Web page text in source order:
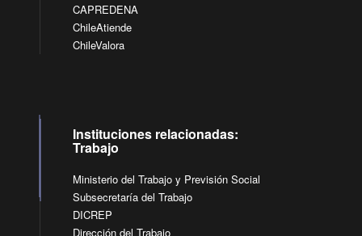
CAPREDENA
ChileAtiende
ChileValora
Instituciones relacionadas:
Trabajo
Ministerio del Trabajo y Previsión Social
Subsecretaría del Trabajo
DICREP
Dirección del Trabajo